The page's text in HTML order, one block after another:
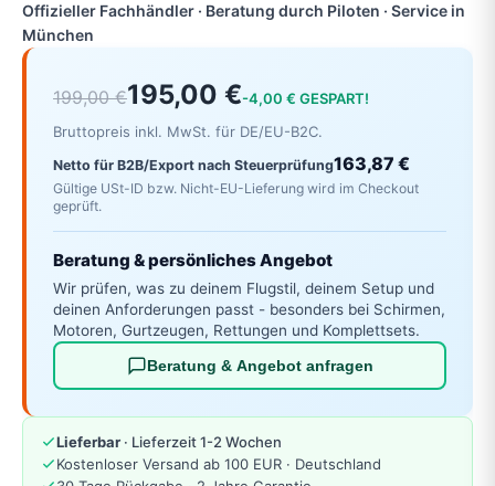
Offizieller Fachhändler · Beratung durch Piloten · Service in
München
199,00 €195,00 €-4,00 € GESPART!
Bruttopreis inkl. MwSt. für DE/EU-B2C.
Netto für B2B/Export nach Steuerprüfung163,87 €
Gültige USt-ID bzw. Nicht-EU-Lieferung wird im Checkout
geprüft.
Beratung & persönliches Angebot
Wir prüfen, was zu deinem Flugstil, deinem Setup und
deinen Anforderungen passt - besonders bei Schirmen,
Motoren, Gurtzeugen, Rettungen und Komplettsets.
Beratung & Angebot anfragen
Lieferbar · Lieferzeit 1-2 Wochen
Kostenloser Versand ab 100 EUR · Deutschland